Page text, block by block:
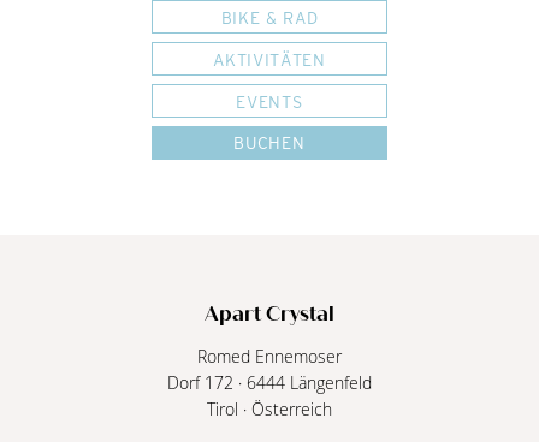
BIKE & RAD
AKTIVITÄTEN
EVENTS
BUCHEN
Apart Crystal
Romed Ennemoser
Dorf 172 · 6444 Längenfeld
Tirol · Österreich